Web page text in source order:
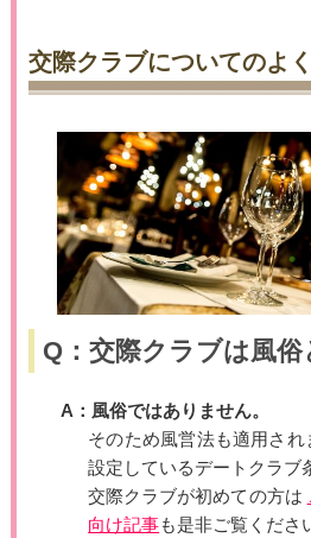
交際クラブについてのよ
Q：交際クラブは風俗
A：風俗ではありません。
そのため風営法も適用さ
設定しているデートクラブ
交際クラブが初めての方は
向け記事も是非ご覧くださ